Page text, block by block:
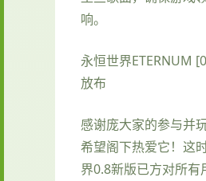
响。
永恒世界ETERNUM
放布
感谢庞大家的参与并
希望阁下热爱它！这
界0.8新版已方对所有